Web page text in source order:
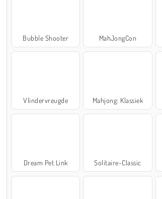
Bubble Shooter MahJongCon
Vlindervreugde Mahjong: Klassiek
Dream Pet Link Solitaire-Classic